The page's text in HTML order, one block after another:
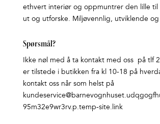
ethvert interiør og oppmuntrer den lille til
ut og utforske. Miljøvennlig, utviklende
Spørsmål?
Ikke nøl med å ta kontakt med oss på tlf
er tilstede i butikken fra kl 10-18 på
kontakt oss når som helst på
95m32e9wr3rv.p.temp-site.link